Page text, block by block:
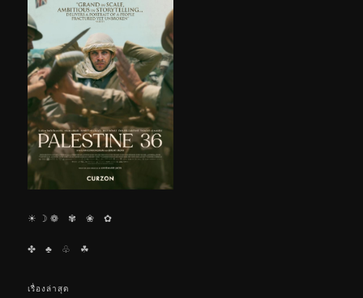
☀︎ ☽ ❁ ✾ ❀ ✿
✤ ♣︎ ♧ ☘︎
เรื่องล่าสุด